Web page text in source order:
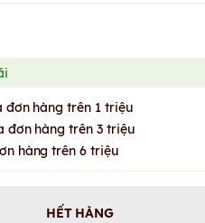
đơn hàng trên 1 triệu
đơn hàng trên 3 triệu
hàng trên 6 triệu
HẾT HÀNG